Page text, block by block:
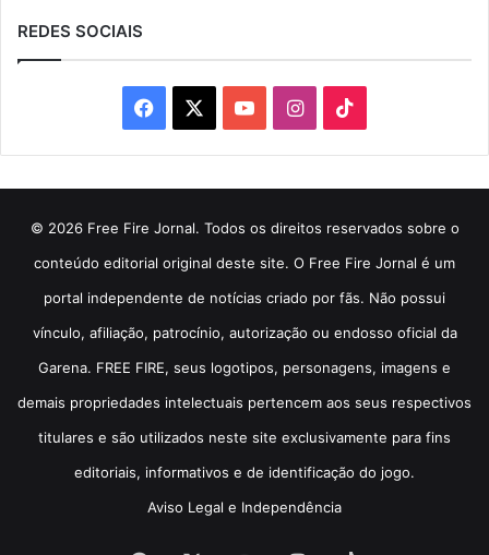
REDES SOCIAIS
Facebook YouTubeInstagram
© 2026 Free Fire Jornal. Todos os direitos reservados sobre o
conteúdo editorial original deste site. O Free Fire Jornal é um
portal independente de notícias criado por fãs. Não possui
vínculo, afiliação, patrocínio, autorização ou endosso oficial da
Garena. FREE FIRE, seus logotipos, personagens, imagens e
demais propriedades intelectuais pertencem aos seus respectivos
titulares e são utilizados neste site exclusivamente para fins
editoriais, informativos e de identificação do jogo.
Aviso Legal e Independência